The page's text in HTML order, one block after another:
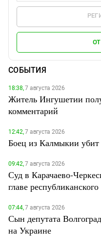
СОБЫТИЯ
18:38,7 августа 2026
Житель Ингушетии
комментарий
12:42,7 августа 2026
Боец из Калмыкии
09:42,7 августа 2026
Суд в Карачаево-
главе
07:44,7 августа 2026
Сын депутата
на Украине